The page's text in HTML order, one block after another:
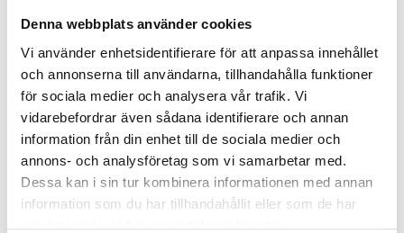
Denna webbplats använder cookies
Vi använder enhetsidentifierare för att anpassa innehållet
och annonserna till användarna, tillhandahålla funktioner
för sociala medier och analysera vår trafik. Vi
vidarebefordrar även sådana identifierare och annan
information från din enhet till de sociala medier och
annons- och analysföretag som vi samarbetar med.
Dessa kan i sin tur kombinera informationen med annan
information som du har tillhandahållit eller som de har
samlat in när du har använt deras tjänster.
Läs mer om hur du kan
bli en del av oss